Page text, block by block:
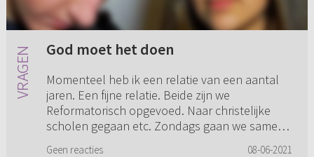
God moet het doen
Momenteel heb ik een relatie van een aantal
jaren. Een fijne relatie. Beide zijn we
Reformatorisch opgevoed. Naar christelijke
scholen gegaan etc. Zondags gaan we samen
Geen reacties 08-06-2021